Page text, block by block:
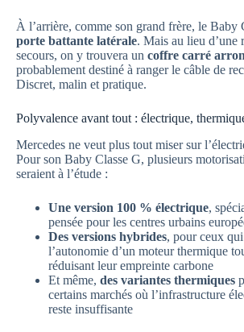
À l’arrière, comme son grand frère, le Baby
porte battante latérale. Mais au lieu d’une
secours, on y trouvera un coffre carré
probablement destiné à ranger le câble de
Discret, malin et pratique.
Polyvalence avant tout : électrique,
Mercedes ne veut plus tout miser sur
Pour son Baby Classe G, plusieurs
seraient à l’étude :
Une version 100 % électrique,
pensée pour les centres urbains
Des versions hybrides, pour ceux
l’autonomie d’un moteur thermique
réduisant leur empreinte carbone
Et même, des variantes thermiques
certains marchés où l’infrastructure
reste insuffisante